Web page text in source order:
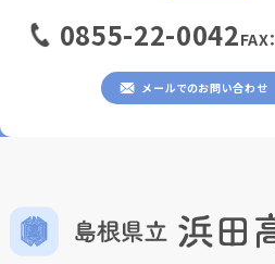
0855-22-0042
メールでのお問い合わせ